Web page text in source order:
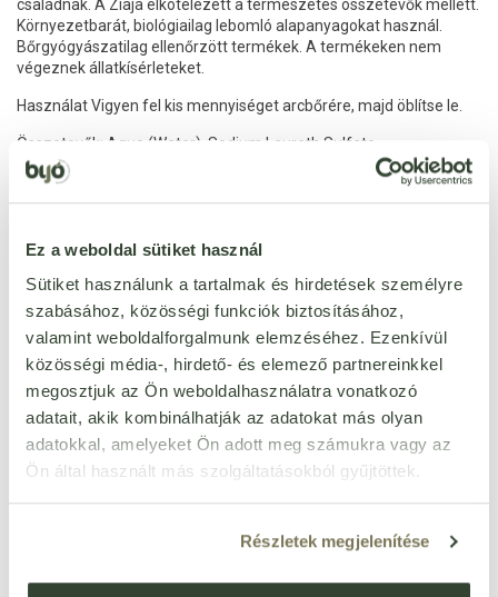
Ez a weboldal sütiket használ
Sütiket használunk a tartalmak és hirdetések személyre
szabásához, közösségi funkciók biztosításához,
valamint weboldalforgalmunk elemzéséhez. Ezenkívül
közösségi média-, hirdető- és elemező partnereinkkel
megosztjuk az Ön weboldalhasználatra vonatkozó
adatait, akik kombinálhatják az adatokat más olyan
adatokkal, amelyeket Ön adott meg számukra vagy az
Ön által használt más szolgáltatásokból gyűjtöttek.
Részletek megjelenítése
családnak. A Ziaja elkötelezett a természetes összetevők mellett.
Környezetbarát, biológiailag lebomló alapanyagokat használ.
Bőrgyógyászatilag ellenőrzött termékek. A termékeken nem
végeznek állatkísérleteket.
Használat Vigyen fel kis mennyiséget arcbőrére, majd öblítse le.
Összetevők: Aqua (Water), Sodium Laureth Sulfate,
Cocamidopropyl Betaine, Cetearyl Alcohol, Glyceryl Stearate,
Sodium Cocoamphoacetate, Glycerin, Panthenol, Helianthus
Annuus (Sunflower) Seed Oil, Macadamia Ternifolia Seed Oil,
(3), Ceramide AP (6II), Ceramide EOP (1), Phytosphingosine,
PEG-7 Glyceryl Cocoate, Acrylates/C10-30 Alkyl Acrylate
Crosspolymer, Hydroxyethylcellulose, Sodium Benzoate, Sodium
Hydroxide.
* Az összetevők felsorolása összhangban áll a gyártás jelenlegi
állásával, amely 2022.06.17-től kezdődött.
Jellemzők
Igen